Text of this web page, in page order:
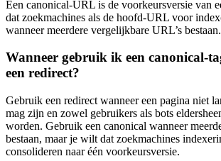
Een canonical-URL is de voorkeursversie van
dat zoekmachines als de hoofd-URL voor
wanneer meerdere vergelijkbare URL’s bestaan.
Wanneer gebruik ik een canonical-
een redirect?
Gebruik een redirect wanneer een pagina niet
mag zijn en zowel gebruikers als bots
worden. Gebruik een canonical wanneer
bestaan, maar je wilt dat zoekmachines
consolideren naar één voorkeursversie.